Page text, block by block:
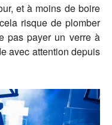
et à moins de boire
risque de plomber
pas payer un verre à
avec attention depuis